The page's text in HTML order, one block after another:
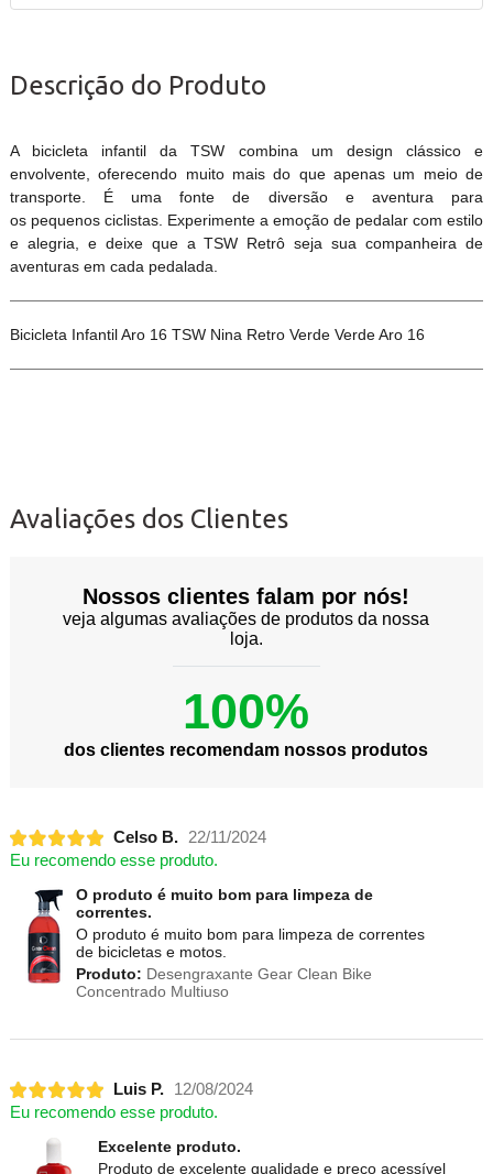
Descrição do Produto
A bicicleta infantil da TSW combina um design clássico e
envolvente, oferecendo muito mais do que apenas um meio de
transporte. É uma fonte de diversão e aventura para
os pequenos ciclistas. Experimente a emoção de pedalar com estilo
e alegria, e deixe que a TSW Retrô seja sua companheira de
aventuras em cada pedalada.
Bicicleta Infantil Aro 16 TSW Nina Retro Verde Verde Aro 16
Avaliações dos Clientes
Nossos clientes falam por nós!
veja algumas avaliações de produtos da nossa
loja.
100%
dos clientes recomendam nossos produtos
Celso B. 22/11/2024
Eu recomendo esse produto.
O produto é muito bom para limpeza de
correntes.
O produto é muito bom para limpeza de correntes
de bicicletas e motos.
Produto: Desengraxante Gear Clean Bike
Concentrado Multiuso
Luis P.
12/08/2024
Eu recomendo esse produto.
Excelente produto.
Produto de excelente qualidade e preço acessível